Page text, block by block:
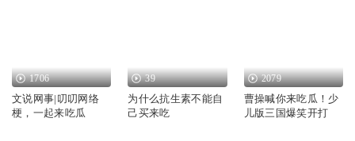
1706
文说网事|叨叨网络
梗，一起来吃瓜
39
为什么抗生素不能自
己买来吃
2079
曹操喊你来吃瓜！少
儿版三国爆笑开打